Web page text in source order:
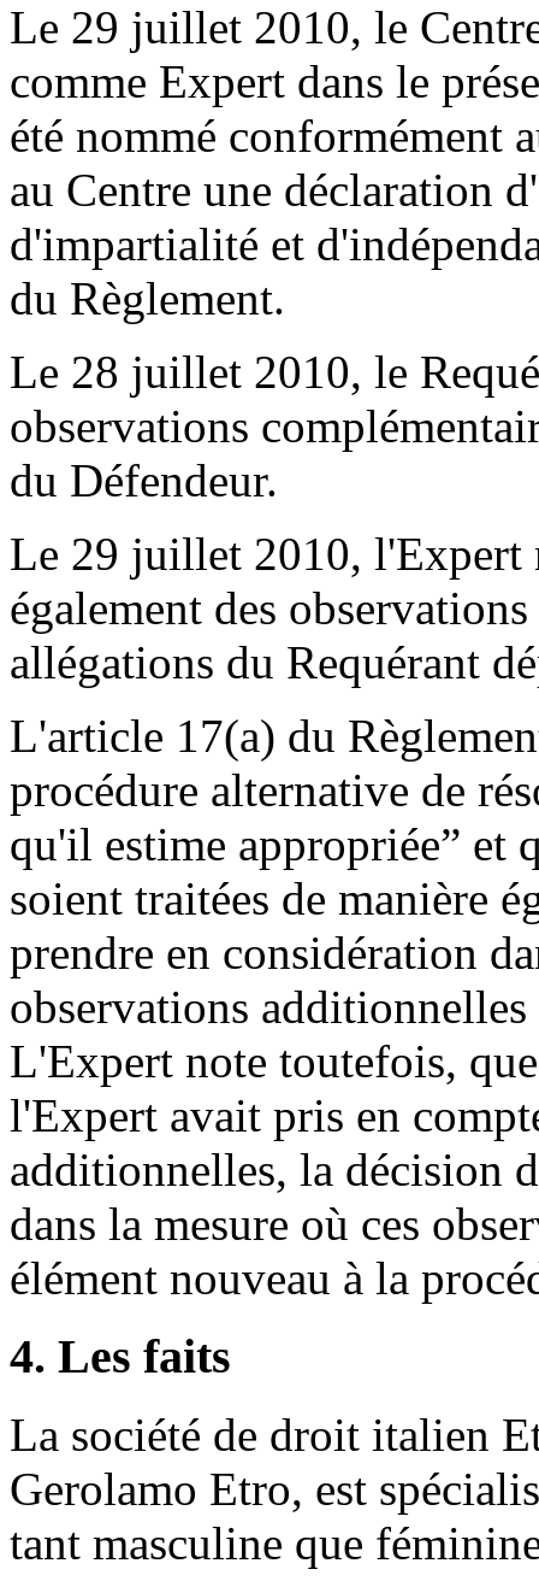
Le 29 juillet 2010, le
comme Expert dans le
été nommé conformément
au Centre une déclaration
d'impartialité et
du Règlement.
Le 28 juillet 2010, le
observations
du Défendeur.
Le 29 juillet 2010, l'Expert
également des
allégations du Requérant
L'article 17(a) du
procédure alternative de
qu'il estime appropriée” et
soient traitées de manière
prendre en considération
observations
L'Expert note toutefois,
l'Expert avait pris en
additionnelles, la décision
dans la mesure où ces
élément nouveau à la
4. Les faits
La société de droit italien
Gerolamo Etro, est
tant masculine que